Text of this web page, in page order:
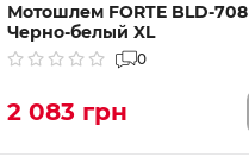
Мотошлем FORTE BLD-708
Черно-белый XL
0
2 083 грн